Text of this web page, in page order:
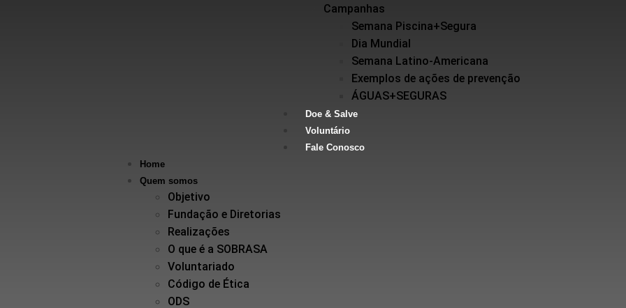
Campanhas
Semana Piscina+Segura
Dia Mundial
Semana Latino-Americana
Exemplos de ações de prevenção
ÁGUAS+SEGURAS
Doe & Salve
Voluntário
Fale Conosco
Home
Quem somos
Objetivo
Fundação e Diretorias
Realizações
O que é a SOBRASA
Voluntariado
Código de Ética
ODS